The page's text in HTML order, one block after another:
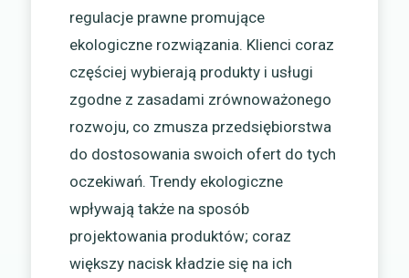
regulacje prawne promujące
ekologiczne rozwiązania. Klienci coraz
częściej wybierają produkty i usługi
zgodne z zasadami zrównoważonego
rozwoju, co zmusza przedsiębiorstwa
do dostosowania swoich ofert do tych
oczekiwań. Trendy ekologiczne
wpływają także na sposób
projektowania produktów; coraz
większy nacisk kładzie się na ich